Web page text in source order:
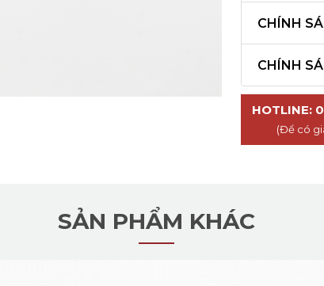
CHÍNH
CHÍNH
HOTLINE:
(Để có
SẢN PHẨM KHÁC